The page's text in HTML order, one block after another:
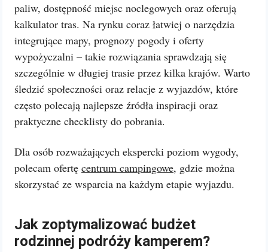
paliw, dostępność miejsc noclegowych oraz oferują
kalkulator tras. Na rynku coraz łatwiej o narzędzia
integrujące mapy, prognozy pogody i oferty
wypożyczalni – takie rozwiązania sprawdzają się
szczególnie w długiej trasie przez kilka krajów. Warto
śledzić społeczności oraz relacje z wyjazdów, które
często polecają najlepsze źródła inspiracji oraz
praktyczne checklisty do pobrania.
Dla osób rozważających ekspercki poziom wygody,
polecam ofertę centrum campingowe, gdzie można
skorzystać ze wsparcia na każdym etapie wyjazdu.
Jak zoptymalizować budżet
rodzinnej podróży kamperem?